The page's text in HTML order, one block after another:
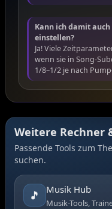
Kann ich damit auch
einstellen?
Ja! Viele
wenn sie in Song-
1/8–1/2 je nach
Weitere Rechner
Passende Tools zum
suchen.
🎵 Musik Hub
Musik-Tools,